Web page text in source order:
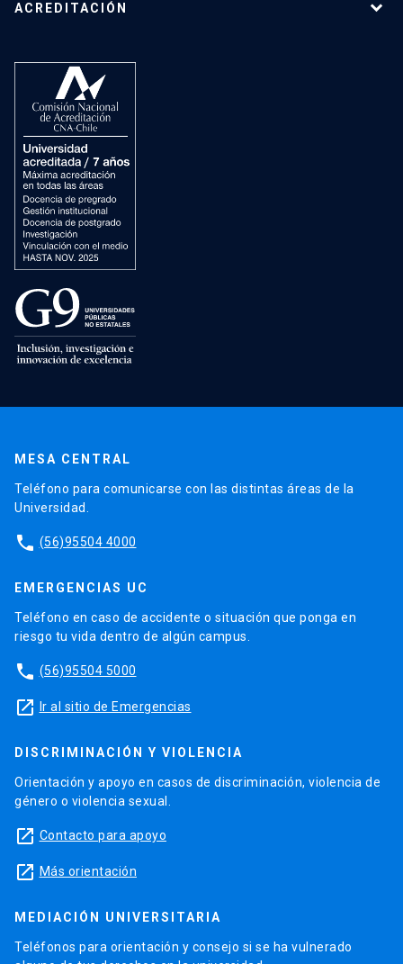
ACREDITACIÓN
MESA CENTRAL
Teléfono para comunicarse con las distintas áreas de la
Universidad.
phone (56)95504 4000
EMERGENCIAS UC
Teléfono en caso de accidente o situación que ponga en
riesgo tu vida dentro de algún campus.
phone (56)95504 5000
launch Ir al sitio de Emergencias
DISCRIMINACIÓN Y VIOLENCIA
Orientación y apoyo en casos de discriminación, violencia de
género o violencia sexual.
launch Contacto para apoyo
launch Más orientación
MEDIACIÓN UNIVERSITARIA
Teléfonos para orientación y consejo si se ha vulnerado